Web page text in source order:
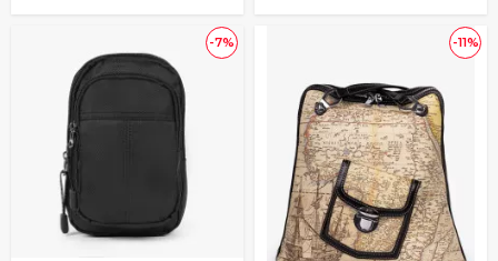
-7% -11%